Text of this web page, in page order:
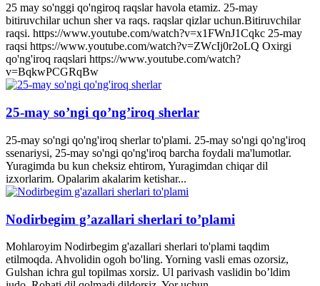
25 may so'nggi qo'ngiroq raqslar havola etamiz. 25-may
bitiruvchilar uchun sher va raqs. raqslar qizlar uchun.Bitiruvchilar
raqsi. https://www.youtube.com/watch?v=x1FWnJ1Cqkc 25-may
raqsi https://www.youtube.com/watch?v=ZWcIj0r2oLQ Oxirgi
qo'ng'iroq raqslari https://www.youtube.com/watch?
v=BqkwPCGRqBw
25-may so’ngi qo’ng’iroq sherlar
25-may so'ngi qo'ng'iroq sherlar to'plami. 25-may so'ngi qo'ng'iroq
ssenariysi, 25-may so'ngi qo'ng'iroq barcha foydali ma'lumotlar.
Yuragimda bu kun cheksiz ehtirom, Yuragimdan chiqar dil
izxorlarim. Opalarim akalarim ketishar...
Nodirbegim g’azallari sherlari to’plami
Mohlaroyim Nodirbegim g'azallari sherlari to'plami taqdim
etilmoqda. Ahvolidin ogoh bo'ling. Yorning vasli emas ozorsiz,
Gulshan ichra gul topilmas xorsiz. Ul parivash vaslidin bo’ldim